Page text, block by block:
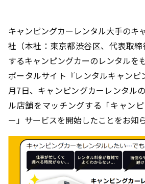
キャンピングカーレンタル大手のキ
社（本社：東京都渋谷区、代表取
するキャンピングカーのレンタルを
ポータルサイト『レンタルキャンピ
月7日、キャンピングカーレンタル
ル店舗をマッチングする「キャン
ー」サービスを開始したことをお知